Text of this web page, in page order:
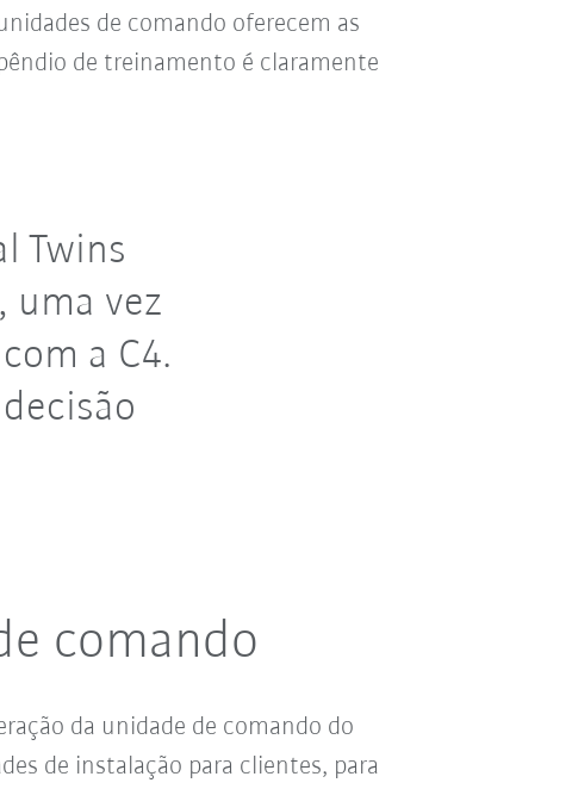
de comando oferecem as
de treinamento é claramente
Twins
uma vez
a C4.
comando
da unidade de comando do
de instalação para clientes, para